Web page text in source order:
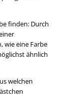
finden: Durch
wie eine Farbe
ähnlich
welchen